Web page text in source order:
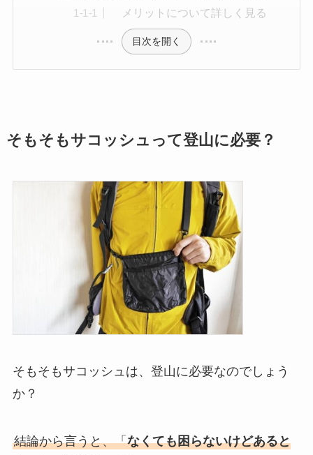
メリットについて詳しく見る
目次を開く
そもそもサコッシュって登山に必要？
そもそもサコッシュは、登山に必要なのでしょう
か？
結論から言うと、「なくても困らないけどあると